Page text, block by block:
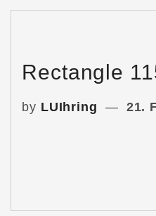
Rectangle
by LUIhring 21.